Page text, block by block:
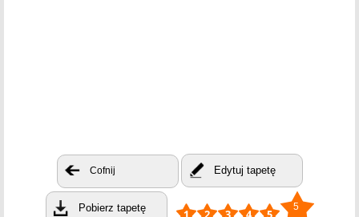
Cofnij Edytuj tapetę
Pobierz tapetę 5